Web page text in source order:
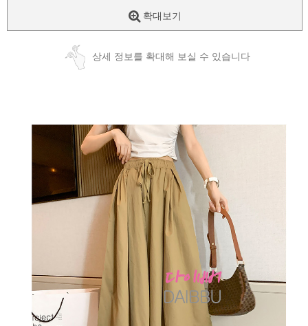
확대보기
상세 정보를 확대해 보실 수 있습니다